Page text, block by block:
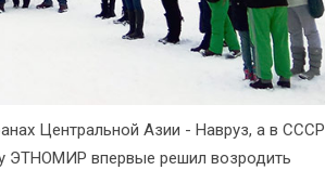
Центральной Азии - Навруз, а в СССР
ЭТНОМИР впервые решил возродить